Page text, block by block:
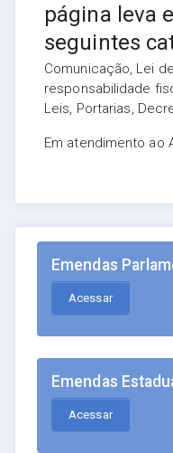
página leva
seguintes
Comunicação, Lei
responsabilidade
Leis, Portarias,
Em atendimento ao
Emendas
Acessar
Emendas
Acessar